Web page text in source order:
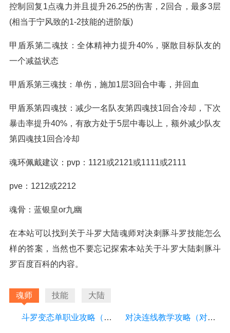
控制回复1点魂力并且提升26.25的伤害，2回合，最多3层
(相当于宁风致的1-2技能的进阶版)
甲盾系第二魂技：全体精神力提升40%，驱散目标队友的
一个减益状态
甲盾系第三魂技：单伤，施加1层3回合中毒，并回血
甲盾系第四魂技：减少一名队友第四魂技1回合冷却，下次
暴击率提升40%，有敌方处于5层中毒以上，额外减少队友
第四魂技1回合冷却
魂环佩戴建议：pvp：1121或2121或1111或2111
pve：1212或2212
魂骨：蓝银皇or九幽
在本站可以找到关于斗罗大陆魂师对决刺豚斗罗技能怎么
样的答案，当然也不要忘记探索本站关于斗罗大陆刺豚斗
罗百度百科的内容。
魂师 技能 大陆
斗罗变态单职业攻略（斗罗变身的小说） 对决连线教学攻略（对决连线教学攻略图）